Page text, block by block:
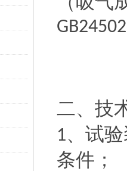
二、技
1、试
条件；